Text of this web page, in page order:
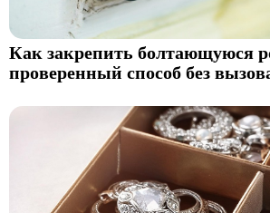
Как закрепить болтающуюся
проверенный способ без